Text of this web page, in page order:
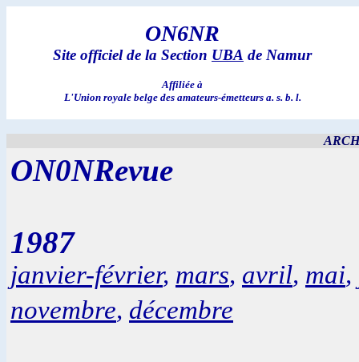
ON6NR
Site officiel de la Section UBA de Namur
Affiliée à
L'Union royale belge des amateurs-émetteurs a. s. b. l.
ON0NRevue
1987
janvier-février, mars, avril, mai,
novembre, décembre